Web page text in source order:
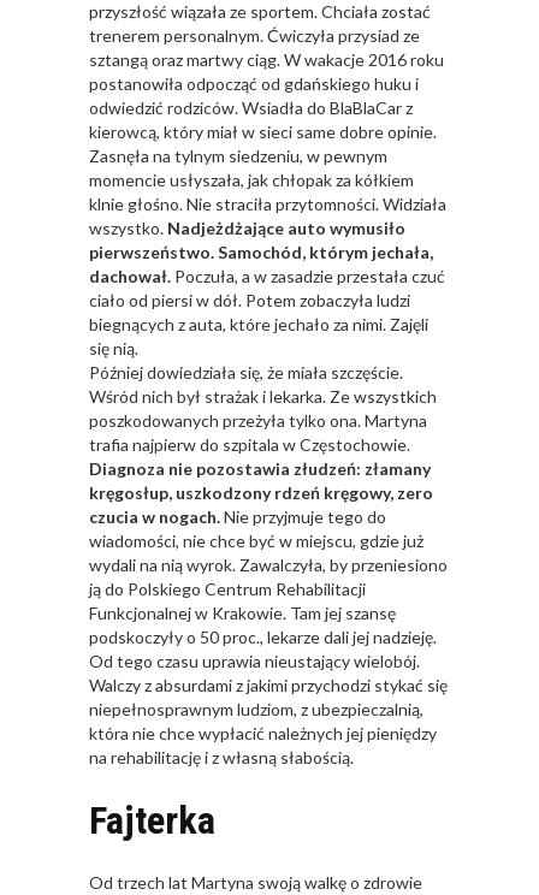
przyszłość wiązała ze sportem. Chciała zostać
trenerem personalnym. Ćwiczyła przysiad ze
sztangą oraz martwy ciąg. W wakacje 2016 roku
postanowiła odpocząć od gdańskiego huku i
odwiedzić rodziców. Wsiadła do BlaBlaCar z
kierowcą, który miał w sieci same dobre opinie.
Zasnęła na tylnym siedzeniu, w pewnym
momencie usłyszała, jak chłopak za kółkiem
klnie głośno. Nie straciła przytomności. Widziała
wszystko. Nadjeżdżające auto wymusiło
pierwszeństwo. Samochód, którym jechała,
dachował. Poczuła, a w zasadzie przestała czuć
ciało od piersi w dół. Potem zobaczyła ludzi
biegnących z auta, które jechało za nimi. Zajęli
się nią.
Później dowiedziała się, że miała szczęście.
Wśród nich był strażak i lekarka. Ze wszystkich
poszkodowanych przeżyła tylko ona. Martyna
trafia najpierw do szpitala w Częstochowie.
Diagnoza nie pozostawia złudzeń: złamany
kręgosłup, uszkodzony rdzeń kręgowy, zero
czucia w nogach.Nie przyjmuje tego do
wiadomości, nie chce być w miejscu, gdzie już
wydali na nią wyrok. Zawalczyła, by przeniesiono
ją do Polskiego Centrum Rehabilitacji
Funkcjonalnej w Krakowie. Tam jej szansę
podskoczyły o 50 proc., lekarze dali jej nadzieję.
Od tego czasu uprawia nieustający wielobój.
Walczy z absurdami z jakimi przychodzi stykać się
niepełnosprawnym ludziom, z ubezpieczalnią,
która nie chce wypłacić należnych jej pieniędzy
na rehabilitację i z własną słabością.
Fajterka
Od trzech lat Martyna swoją walkę o zdrowie